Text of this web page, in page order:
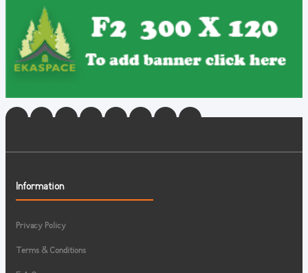
Information
Privacy Policy
Terms & Conditions